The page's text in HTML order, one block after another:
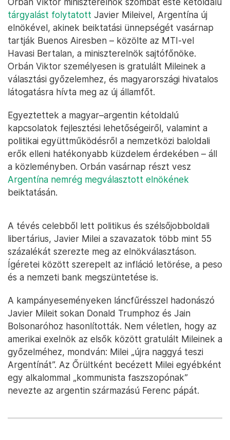
tárgyalást folytatott Javier Mileivel, Argentína új
elnökével, akinek beiktatási ünnepségét vasárnap
tartják Buenos Airesben – közölte az MTI-vel
Havasi Bertalan, a miniszterelnök sajtófőnöke.
Orbán Viktor személyesen is gratulált Mileinek a
választási győzelemhez, és magyarországi hivatalos
látogatásra hívta meg az új államfőt.
Egyeztettek a magyar–argentin kétoldalú
kapcsolatok fejlesztési lehetőségeiről, valamint a
politikai együttműködésről a nemzetközi baloldali
erők elleni hatékonyabb küzdelem érdekében – áll
a közleményben. Orbán vasárnap részt vesz
Argentína nemrég megválasztott elnökének
beiktatásán.
A tévés celebből lett politikus és szélsőjobboldali
libertárius, Javier Milei a szavazatok több mint 55
százalékát szerezte meg az elnökválasztáson.
Ígéretei között szerepelt az infláció letörése, a peso
és a nemzeti bank megszüntetése is.
A kampányeseményeken láncfűrésszel hadonászó
Javier Mileit sokan Donald Trumphoz és Jain
Bolsonaróhoz hasonlították. Nem véletlen, hogy az
amerikai exelnök az elsők között gratulált Mileinek a
győzelméhez, mondván: Milei „újra naggyá teszi
Argentínát”. Az Őrültként becézett Milei egyébként
egy alkalommal „kommunista faszszopónak”
nevezte az argentin származású Ferenc pápát.